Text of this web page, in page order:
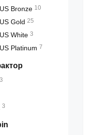
Bronze 10
Gold 25
White 3
Platinum 7
3